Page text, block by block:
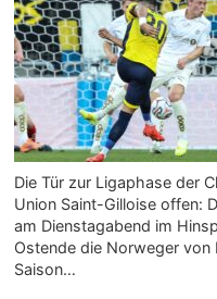
Die Tür zur Ligaphase der
Union Saint-Gilloise offen:
am Dienstagabend im
Ostende die Norweger
Saison…